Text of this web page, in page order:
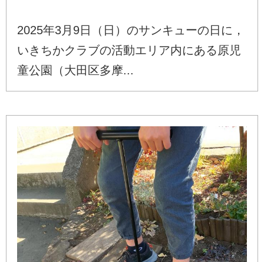
2025年3月9日（日）のサンキューの日に，
いきちかクラブの活動エリア内にある原児
童公園（大田区多摩...